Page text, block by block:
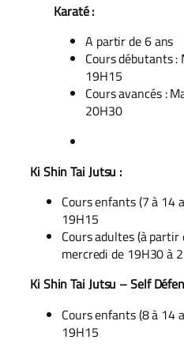
Karaté :
A partir de 6 ans
Cours débutants :
19H15
Cours avancés :
20H30
Ki Shin Tai Jutsu :
Cours enfants (7 à 14
19H15
Cours adultes (à
mercredi de 19H30 à
Ki Shin Tai Jutsu – Self
Cours enfants (8 à 14
19H15